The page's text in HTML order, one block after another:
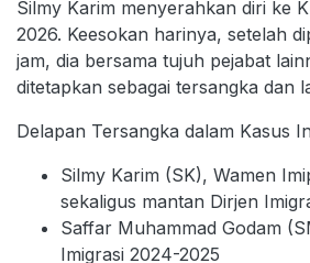
Silmy Karim menyerahkan diri ke
2026. Keesokan harinya, setelah
jam, dia bersama tujuh pejabat
ditetapkan sebagai tersangka dan
Delapan Tersangka dalam Kasus
Silmy Karim (SK), Wamen
sekaligus mantan Dirjen
Saffar Muhammad Godam
Imigrasi 2024-2025